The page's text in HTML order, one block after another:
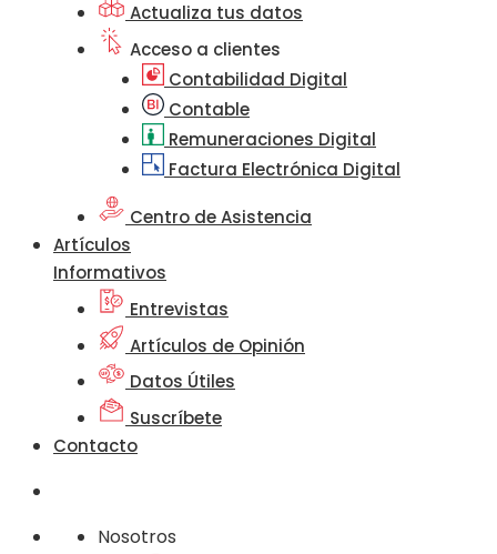
Actualiza tus datos
Acceso a clientes
Contabilidad Digital
Contable
Remuneraciones Digital
Factura Electrónica Digital
Centro de Asistencia
Artículos
Informativos
Entrevistas
Artículos de Opinión
Datos Útiles
Suscríbete
Contacto
Nosotros